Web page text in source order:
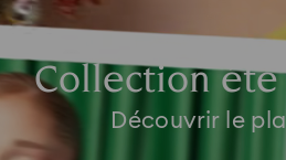
Collection été
Découvrir le